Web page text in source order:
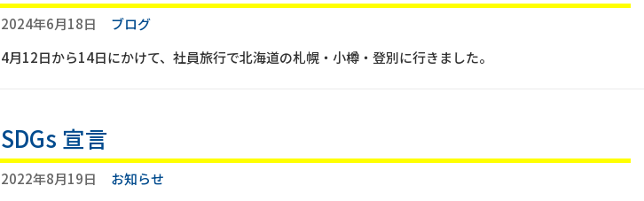
2024年6月18日
ブログ
4月12日から14日にかけて、社員旅行で北海道の札幌・小樽・登別に行きました。
SDGs 宣言
2022年8月19日
お知らせ